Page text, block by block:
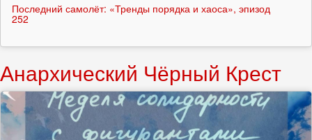
Последний самолёт: «Тренды порядка и хаоса», эпизод
252
Анархический Чёрный Крест